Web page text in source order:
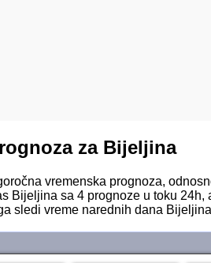
za Bijeljina
vremenska prognoza,
Bijeljina sa 4 prognoze u toku
sledi vreme narednih dana